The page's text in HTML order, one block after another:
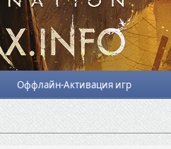
Оффлайн-Активация игр